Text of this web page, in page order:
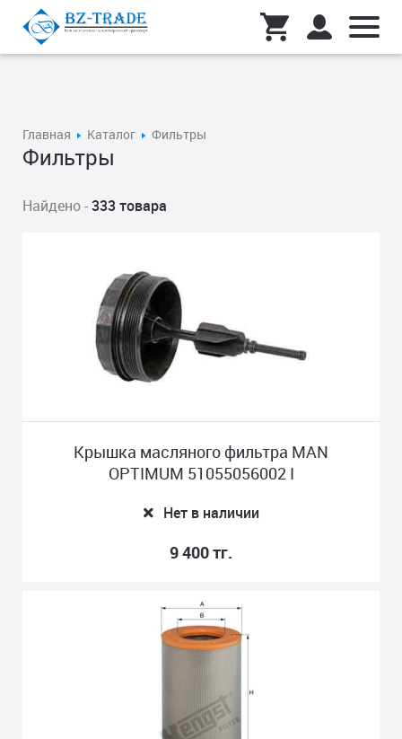
Главная Каталог Фильтры
Фильтры
Найдено -333 товара
Крышка масляного фильтра MAN
OPTIMUM 51055056002 I
Нет в наличии
9 400 тг.